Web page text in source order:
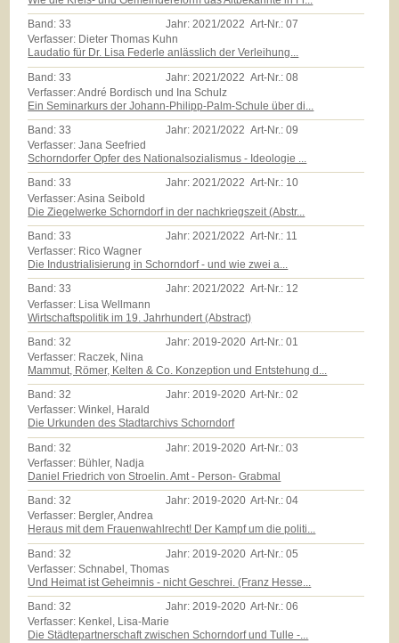
Band:33 Jahr:2021/2022 Art-Nr.:07
Verfasser: Dieter Thomas Kuhn
Laudatio für Dr. Lisa Federle anlässlich der Verleihung...
Band:33 Jahr: 2021/2022 Art-Nr.:08
Verfasser: André Bordisch und Ina Schulz
Ein Seminarkurs der Johann-Philipp-Palm-Schule über di...
Band:33 Jahr:2021/2022 Art-Nr.:09
Verfasser: Jana Seefried
Schorndorfer Opfer des Nationalsozialismus - Ideologie ...
Band:33 Jahr:2021/2022 Art-Nr.: 10
Verfasser: Asina Seibold
Die Ziegelwerke Schorndorf in der nachkriegszeit (Abstr...
Band:33 Jahr:2021/2022 Art-Nr.: 11
Verfasser: Rico Wagner
Die Industrialisierung in Schorndorf - und wie zwei a...
Band:33 Jahr:2021/2022 Art-Nr.: 12
Verfasser: Lisa Wellmann
Wirtschaftspolitik im 19. Jahrhundert (Abstract)
Band:32 Jahr: 2019-2020 Art-Nr.:01
Verfasser: Raczek, Nina
Mammut, Römer, Kelten & Co. Konzeption und Entstehung d...
Band:32 Jahr:2019-2020 Art-Nr.:02
Verfasser: Winkel, Harald
Die Urkunden des Stadtarchivs Schorndorf
Band:32 Jahr: 2019-2020 Art-Nr.:03
Verfasser: Bühler, Nadja
Daniel Friedrich von Stroelin. Amt - Person- Grabmal
Band:32 Jahr:2019-2020 Art-Nr.:04
Verfasser: Bergler, Andrea
Heraus mit dem Frauenwahlrecht! Der Kampf um die politi...
Band:32 Jahr: 2019-2020 Art-Nr.:05
Verfasser: Schnabel, Thomas
Und Heimat ist Geheimnis - nicht Geschrei. (Franz Hesse...
Band:32 Jahr:2019-2020 Art-Nr.:06
Verfasser: Kenkel, Lisa-Marie
Die Städtepartnerschaft zwischen Schorndorf und Tulle -...